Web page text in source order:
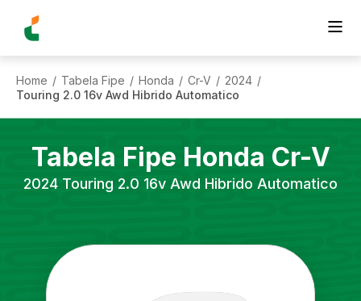
Home / Tabela Fipe / Honda / Cr-V / 2024 /
Touring 2.0 16v Awd Hibrido Automatico
Tabela Fipe Honda Cr-V
2024 Touring 2.0 16v Awd Hibrido Automatico